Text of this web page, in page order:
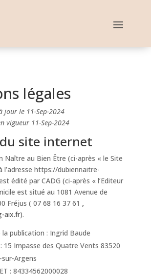
légales
jour le 11-Sep-2024
vigueur 11-Sep-2024
site internet
Naître au Bien Être (ci-après « le Site
l’adresse https://dubiennaitre-
édité par CADG (ci-après « l’Editeur
est situé au 1081 Avenue de
Fréjus ( 07 68 16 37 61 ,
aix.fr).
publication : Ingrid Baude
15 Impasse des Quatre Vents 83520
Argens
: 84334562000028